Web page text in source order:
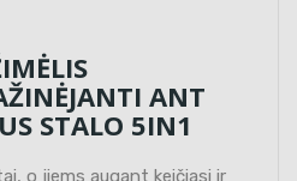
ANT
STALO 5IN1
o jiems augant keičiasi ir